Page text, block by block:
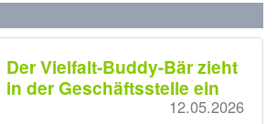
Der Vielfalt-Buddy-Bär zieht
in der Geschäftsstelle ein
12.05.2026